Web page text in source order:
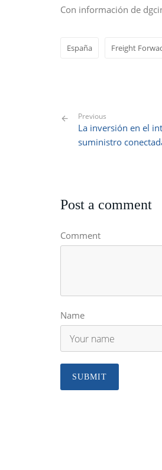
Con información de
España Freight
Previous
La inversión en el
suministro
Post a comment
Comment
Name